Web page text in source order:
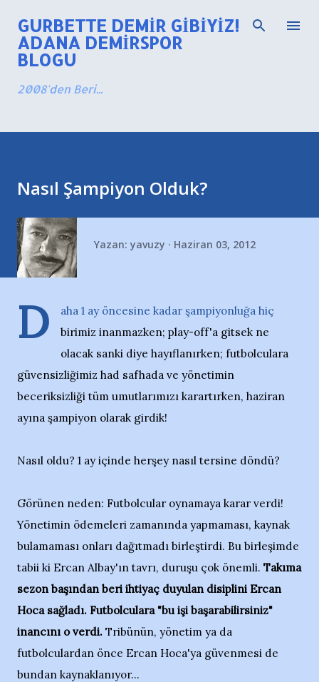
Ana içeriğe atla
GURBETTE DEMIR GIBIYIZ!
ADANA DEMIRSPOR
BLOGU
2008'den Beri...
Nasıl Şampiyon Olduk?
Yazan: yavuzy Haziran 03, 2012
D
aha 1 ay öncesine kadar şampiyonluğa hiç
birimiz inanmazken; play-off'a gitsek ne
olacak sanki diye hayıflanırken; futbolculara
güvensizliğimiz had safhada ve yönetimin
beceriksizliği tüm umutlarımızı karartırken, haziran
ayına şampiyon olarak girdik!
Nasıl oldu? 1 ay içinde herşey nasıl tersine döndü?
Görünen neden: Futbolcular oynamaya karar verdi!
Yönetimin ödemeleri zamanında yapmaması, kaynak
bulamaması onları dağıtmadı birleştirdi. Bu birleşimde
tabii ki Ercan Albay'ın tavrı, duruşu çok önemli. Takıma
sezon başından beri ihtiyaç duyulan disiplini Ercan
Hoca sağladı. Futbolculara "bu işi başarabilirsiniz"
inancını o verdi. Tribünün, yönetim ya da
futbolculardan önce Ercan Hoca'ya güvenmesi de
bundan kaynaklanıyor...